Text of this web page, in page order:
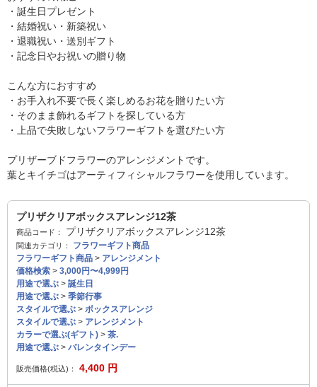
・誕生日プレゼント
・結婚祝い・新築祝い
・退職祝い・送別ギフト
・記念日やお祝いの贈り物
こんな方におすすめ
・お手入れ不要で長く楽しめるお花を贈りたい方
・そのまま飾れるギフトを探している方
・上品で失敗しないフラワーギフトを選びたい方
プリザーブドフラワーのアレンジメントです。
葉とキイチゴはアーティフィシャルフラワーを使用しています。
プリザクリアボックスアレンジ12茶
商品コード： プリザクリアボックスアレンジ12茶
関連カテゴリ：
フラワーギフト商品
フラワーギフト商品 > アレンジメント
価格検索 > 3,000円〜4,999円
用途で選ぶ > 誕生日
用途で選ぶ > 季節行事
スタイルで選ぶ > ボックスアレンジ
スタイルで選ぶ > アレンジメント
カラーで選ぶ(ギフト) > 茶.
用途で選ぶ > バレンタインデー
販売価格(税込)： 4,400 円